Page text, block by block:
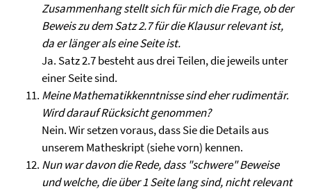
Zusammenhang stellt sich für mich die Frage, ob der
Beweis zu dem Satz 2.7für die Klausurrelevant ist,
da er länger als eine Seite ist.
Ja. Satz 2.7 besteht aus drei Teilen, die jeweils unter
einer Seite sind.
Meine Mathematikkenntnisse sind eher rudimentär.
Wird darauf Rücksicht genommen?
Nein. Wir setzen voraus, dass Sie die Details aus
unserem Matheskript (siehe vorn) kennen.
Nun war davon die Rede, dass "schwere" Beweise
und welche, die über 1 Seite lang sind, nicht relevant